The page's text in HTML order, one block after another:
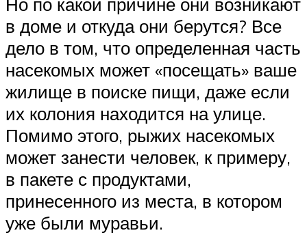
в доме и откуда они берутся? Все
дело в том, что определенная часть
насекомых может «посещать» ваше
жилище в поиске пищи, даже если
их колония находится на улице.
Помимо этого, рыжих насекомых
может занести человек, к примеру,
в пакете с продуктами,
принесенного из места, в котором
уже были муравьи.